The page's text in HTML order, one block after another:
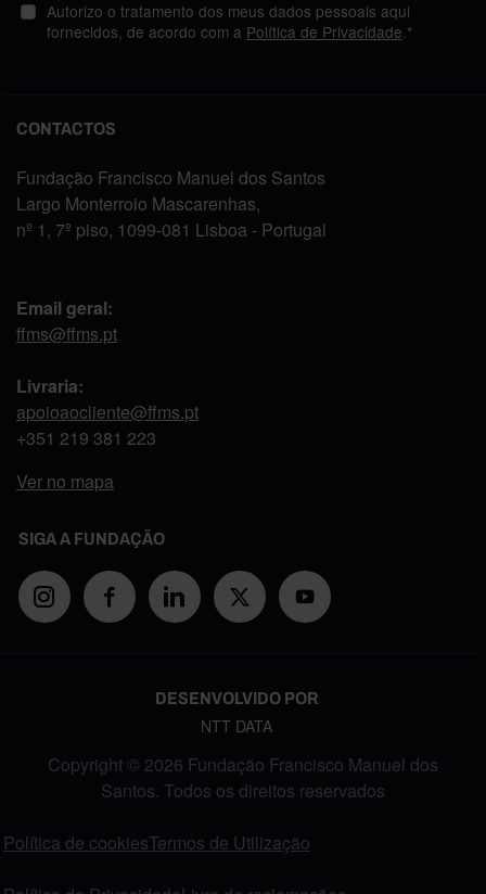
Autorizo o tratamento dos meus dados pessoais aqui
fornecidos, de acordo com a Política de Privacidade.*
CONTACTOS
Fundação Francisco Manuel dos Santos
Largo Monterroio Mascarenhas,
nº 1, 7º piso, 1099-081 Lisboa - Portugal
Email geral:
ffms@ffms.pt
Livraria:
apoioaocliente@ffms.pt
+351 219 381 223
Ver no mapa
SIGA A FUNDAÇÃO
DESENVOLVIDO POR
NTT DATA
Copyright © 2026 Fundação Francisco Manuel dos
Santos. Todos os direitos reservados
Política de cookiesTermos de Utilização